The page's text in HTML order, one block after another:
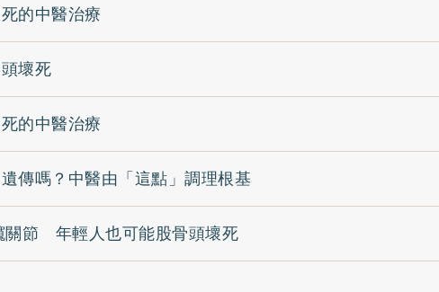
的中醫治療
壞死
的中醫治療
傳嗎？中醫由「這點」調理根基
關節 年輕人也可能股骨頭壞死